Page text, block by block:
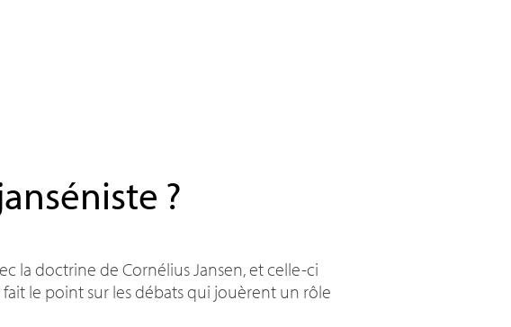
?
la doctrine de Cornélius Jansen, et celle-ci
fait le point sur les débats qui jouèrent un rôle